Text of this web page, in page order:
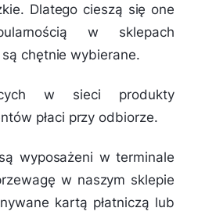
Dlatego cieszą się one
w sklepach
chętnie wybierane.
w sieci produkty
płaci przy odbiorze.
wyposażeni w terminale
w naszym sklepie
kartą płatniczą lub